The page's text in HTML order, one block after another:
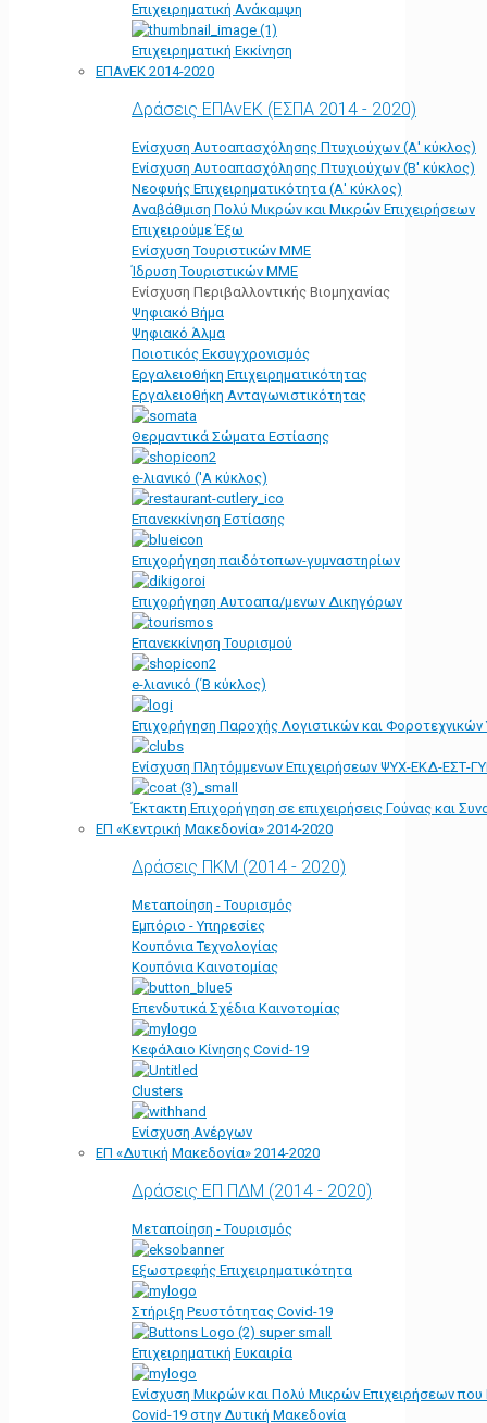
Επιχειρηματική Ανάκαμψη
Επιχειρηματική Εκκίνηση
ΕΠΑνΕΚ 2014-2020
Δράσεις ΕΠΑνΕΚ (ΕΣΠΑ 2014 - 2020)
Ενίσχυση Αυτοαπασχόλησης Πτυχιούχων (Α' κύκλος)
Ενίσχυση Αυτοαπασχόλησης Πτυχιούχων (Β' κύκλος)
Νεοφυής Επιχειρηματικότητα (Α' κύκλος)
Αναβάθμιση Πολύ Μικρών και Μικρών Επιχειρήσεων
Επιχειρούμε Έξω
Ενίσχυση Τουριστικών ΜΜΕ
Ίδρυση Τουριστικών ΜΜΕ
Ενίσχυση Περιβαλλοντικής Βιομηχανίας
Ψηφιακό Βήμα
Ψηφιακό Άλμα
Ποιοτικός Εκσυγχρονισμός
Εργαλειοθήκη Eπιχειρηματικότητας
Εργαλειοθήκη Ανταγωνιστικότητας
Θερμαντικά Σώματα Εστίασης
e-λιανικό ('Α κύκλος)
Επανεκκίνηση Εστίασης
Επιχορήγηση παιδότοπων-γυμναστηρίων
Επιχορήγηση Αυτοαπα/μενων Δικηγόρων
Επανεκκίνηση Τουρισμού
e-λιανικό (΄Β κύκλος)
Επιχορήγηση Παροχής Λογιστικών και
Ενίσχυση Πλητόμμενων Επιχειρήσεων ΨΥΧ-ΕΚΔ-ΕΣΤ-
Έκτακτη Επιχορήγηση σε επιχειρήσεις Γούνας και
ΕΠ «Kεντρική Μακεδονία» 2014-2020
Δράσεις ΠΚΜ (2014 - 2020)
Μεταποίηση - Τουρισμός
Εμπόριο - Υπηρεσίες
Κουπόνια Τεχνολογίας
Κουπόνια Καινοτομίας
Επενδυτικά Σχέδια Καινοτομίας
Κεφάλαιο Κίνησης Covid-19
Clusters
Ενίσχυση Ανέργων
ΕΠ «Δυτική Μακεδονία» 2014-2020
Δράσεις ΕΠ ΠΔΜ (2014 - 2020)
Μεταποίηση - Τουρισμός
Εξωστρεφής Επιχειρηματικότητα
Στήριξη Ρευστότητας Covid-19
Επιχειρηματική Ευκαιρία
Ενίσχυση Μικρών και Πολύ Μικρών Επιχειρήσεων
Covid-19 στην Δυτική Μακεδονία